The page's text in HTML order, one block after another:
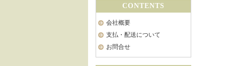
CONTENTS
会社概要
支払・配送について
お問合せ